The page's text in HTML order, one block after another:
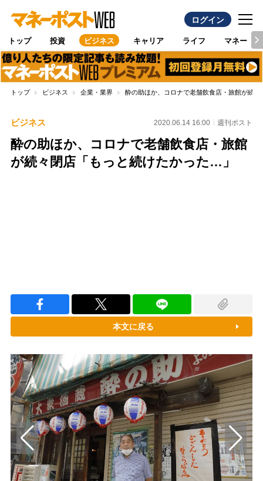
ログイン
トップ 投資 ビジネス キャリア ライフ マネー
トップ ビジネス 企業・業界 酔の助ほか、コロナで老舗飲食店・旅館が続
ビジネス 2020.06.14 16:00 週刊ポスト
酔の助ほか、コロナで老舗飲食店・旅館
が続々閉店「もっと続けたかった…」
本文に戻る